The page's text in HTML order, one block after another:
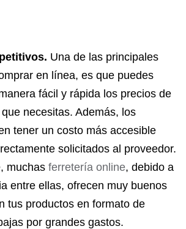
Una de las principales
en línea, es que puedes
fácil y rápida los precios de
necesitas. Además, los
tener un costo más accesible
solicitados al proveedor.
muchas ferretería online, debido a
entre ellas, ofrecen muy buenos
tus productos en formato de
por grandes gastos.